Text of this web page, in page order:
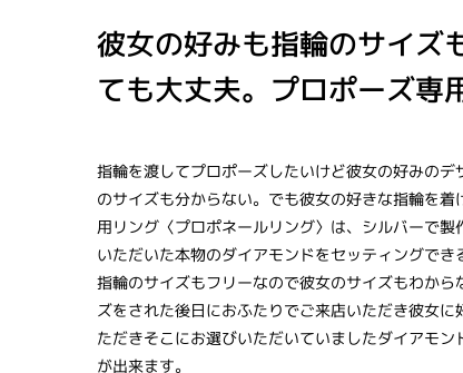
彼女の好みも指輪のサイズ
ても大丈夫。プロポーズ専
指輪を渡してプロポーズしたいけど彼女の好みのデ
のサイズも分からない。でも彼女の好きな指輪を
用リング〈プロポネールリング〉は、シルバーで
いただいた本物のダイアモンドをセッティングでき
指輪のサイズもフリーなので彼女のサイズもわから
ズをされた後日におふたりでご来店いただき彼女に
ただきそこにお選びいただいていましたダイアモン
が出来ます。